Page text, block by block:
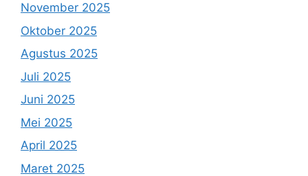
November 2025
Oktober 2025
Agustus 2025
Juli 2025
Juni 2025
Mei 2025
April 2025
Maret 2025